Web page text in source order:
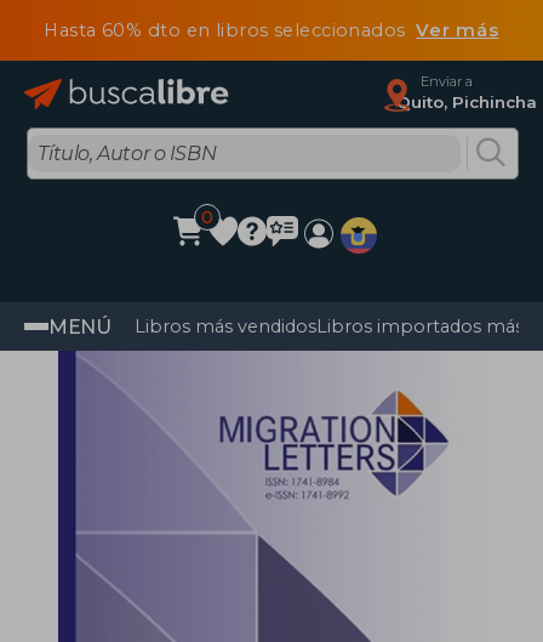
Hasta 60% dto en libros seleccionadosVer más
Enviar a
Quito, Pichincha
0
MENÚ Libros más vendidosLibros importados más